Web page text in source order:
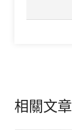
相關文章